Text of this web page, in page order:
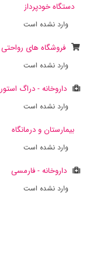
دستگاه خودپرداز
وارد نشده است
فروشگاه های رواحتی
وارد نشده است
داروخانه - دراگ استور
وارد نشده است
بیمارستان و درمانگاه
وارد نشده است
داروخانه - فارمسی
وارد نشده است